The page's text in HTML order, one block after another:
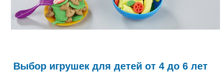
Выбор игрушек для детей от 4 до 6 лет